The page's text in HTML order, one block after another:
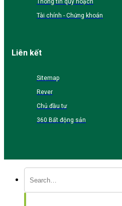
Thông tin quy hoạch
Tài chính - Chứng khoán
Liên kết
Sitemap
Rever
Chủ đầu tư
360 Bất động sản